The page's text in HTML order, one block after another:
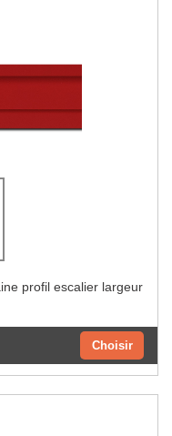
profil escalier largeur
Choisir